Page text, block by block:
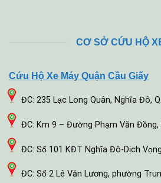
CƠ SỞ CỨU HỘ
Cứu Hộ Xe Máy Quận Cầu Giấy
ĐC: 235 Lạc Long Quân, Nghĩa Đô,
ĐC: Km 9 – Đường Phạm Văn Đồng,
ĐC: Số 101 KĐT Nghĩa Đô-Dịch
ĐC: Số 2 Lê Văn Lương, phường